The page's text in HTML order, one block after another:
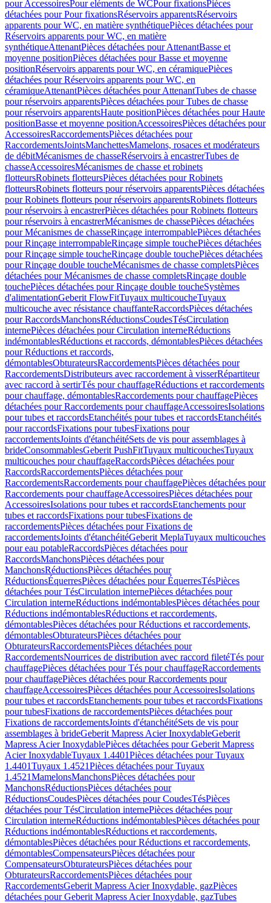
pour AccessoiresPour eléments de WCPour fixationsPièces
détachées pour Pour fixationsRéservoirs apparentsRéservoirs
apparents pour WC, en matière synthétiquePièces détachées pour
Réservoirs apparents pour WC, en matière
synthétiqueAttenantPièces détachées pour AttenantBasse et
moyenne positionPièces détachées pour Basse et moyenne
positionRéservoirs apparents pour WC, en céramiquePièces
détachées pour Réservoirs apparents pour WC, en
céramiqueAttenantPièces détachées pour AttenantTubes de chasse
pour réservoirs apparentsPièces détachées pour Tubes de chasse
pour réservoirs apparentsHaute positionPièces détachées pour Haute
positionBasse et moyenne positionAccessoiresPièces détachées pour
AccessoiresRaccordementsPièces détachées pour
RaccordementsJointsManchettesMamelons, rosaces et modérateurs
de débitMécanismes de chasseRéservoirs à encastrerTubes de
chasseAccessoiresMécanismes de chasse et robinets
flotteursRobinets flotteursPièces détachées pour Robinets
flotteursRobinets flotteurs pour réservoirs apparentsPièces détachées
pour Robinets flotteurs pour réservoirs apparentsRobinets flotteurs
pour réservoirs à encastrerPièces détachées pour Robinets flotteurs
pour réservoirs à encastrerMécanismes de chassePièces détachées
pour Mécanismes de chasseRinçage interrompablePièces détachées
pour Rinçage interrompableRinçage simple touchePièces détachées
pour Rinçage simple toucheRinçage double touchePièces détachées
pour Rinçage double toucheMécanismes de chasse completsPièces
détachées pour Mécanismes de chasse completsRinçage double
touchePièces détachées pour Rinçage double toucheSystèmes
d'alimentationGeberit FlowFitTuyaux multicoucheTuyaux
multicouche avec résistance chauffanteRaccordsPièces détachées
pour RaccordsManchonsRéductionsCoudesTésCirculation
internePièces détachées pour Circulation interneRéductions
indémontablesRéductions et raccords, démontablesPièces détachées
pour Réductions et raccords,
démontablesObturateursRaccordementsPièces détachées pour
RaccordementsDistributeurs avec raccordement à visserRépartiteur
avec raccord à sertirTés pour chauffageRéductions et raccordements
pour chauffage, démontablesRaccordements pour chauffagePièces
détachées pour Raccordements pour chauffageAccessoiresIsolations
pour tubes et raccordsEtanchéités pour tubes et raccordsEtanchéités
pour raccordsFixations pour tubesFixations pour
raccordementsJoints d'étanchéitéSets de vis pour assemblages à
brideConsommablesGeberit PushFitTuyaux multicouchesTuyaux
multicouches pour chauffageRaccordsPièces détachées pour
RaccordsRaccordementsPièces détachées pour
RaccordementsRaccordements pour chauffagePièces détachées pour
Raccordements pour chauffageAccessoiresPièces détachées pour
AccessoiresIsolations pour tubes et raccordsEtanchements pour
tubes et raccordsFixations pour tubesFixations de
raccordementsPièces détachées pour Fixations de
raccordementsJoints d'étanchéitéGeberit MeplaTuyaux multicouches
pour eau potableRaccordsPièces détachées pour
RaccordsManchonsPièces détachées pour
ManchonsRéductionsPièces détachées pour
RéductionsÉquerresPièces détachées pour ÉquerresTésPièces
détachées pour TésCirculation internePièces détachées pour
Circulation interneRéductions indémontablesPièces détachées pour
Réductions indémontablesRéductions et raccordements,
démontablesPièces détachées pour Réductions et raccordements,
démontablesObturateursPièces détachées pour
ObturateursRaccordementsPièces détachées pour
RaccordementsNourrices de distribution avec raccord filetéTés pour
chauffagePièces détachées pour Tés pour chauffageRaccordements
pour chauffagePièces détachées pour Raccordements pour
chauffageAccessoiresPièces détachées pour AccessoiresIsolations
pour tubes et raccordsEtanchements pour tubes et raccordsFixations
pour tubesFixations de raccordementsPièces détachées pour
Fixations de raccordementsJoints d'étanchéitéSets de vis pour
assemblages à brideGeberit Mapress Acier InoxydableGeberit
Mapress Acier InoxydablePièces détachées pour Geberit Mapress
Acier InoxydableTuyaux 1.4401Pièces détachées pour Tuyaux
1.4401Tuyaux 1.4521Pièces détachées pour Tuyaux
1.4521MamelonsManchonsPièces détachées pour
ManchonsRéductionsPièces détachées pour
RéductionsCoudesPièces détachées pour CoudesTésPièces
détachées pour TésCirculation internePièces détachées pour
Circulation interneRéductions indémontablesPièces détachées pour
Réductions indémontablesRéductions et raccordements,
démontablesPièces détachées pour Réductions et raccordements,
démontablesCompensateursPièces détachées pour
CompensateursObturateursPièces détachées pour
ObturateursRaccordementsPièces détachées pour
RaccordementsGeberit Mapress Acier Inoxydable, gazPièces
détachées pour Geberit Mapress Acier Inoxydable, gazTubes